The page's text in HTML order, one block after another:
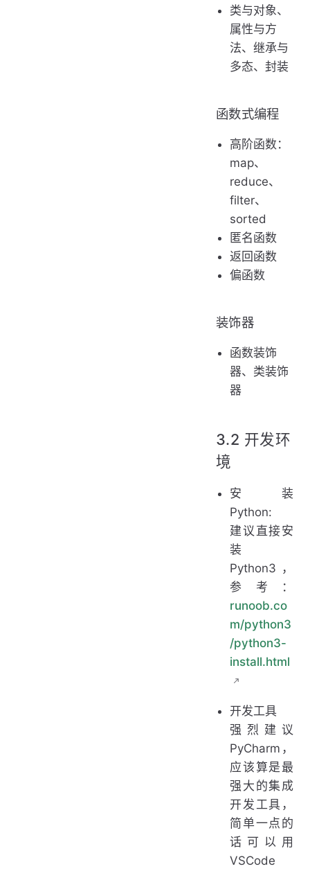
类与对象、
属性与方
法、继承与
多态、封装
函数式编程
高阶函数：
map、
reduce、
filter、
sorted
匿名函数
返回函数
偏函数
装饰器
函数装饰
器、类装饰
器
3.2 开发环
境
安装
Python:
建议直接安
装
Python3，
参考：
runoob.co
m/python3
/python3-
install.html
开发工具
强烈建议
PyCharm，
应该算是最
强大的集成
开发工具，
简单一点的
话可以用
VSCode